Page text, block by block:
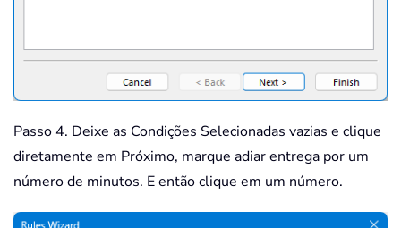
Passo 4. Deixe as Condições Selecionadas vazias e clique
diretamente em Próximo, marque adiar entrega por um
número de minutos. E então clique em um número.